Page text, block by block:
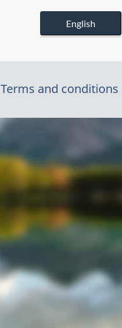
English
Terms and conditions